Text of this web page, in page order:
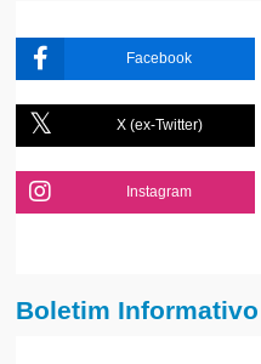
Facebook
X (ex-Twitter)
Instagram
Boletim Informativo